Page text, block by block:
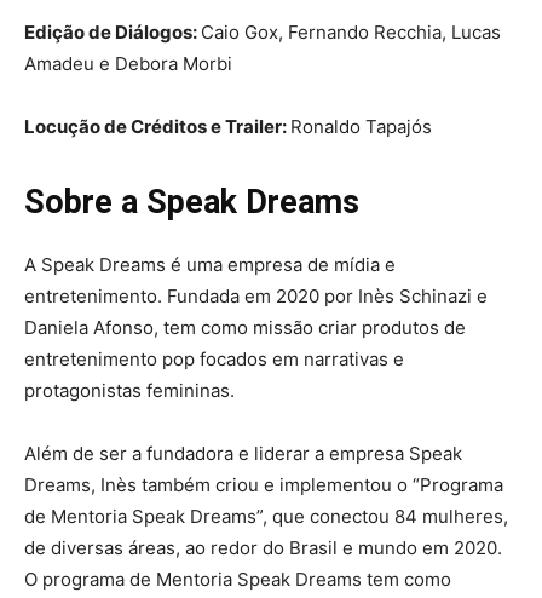
Edição de Diálogos: Caio Gox, Fernando Recchia, Lucas
Amadeu e Debora Morbi
Locução de Créditos e Trailer: Ronaldo Tapajós
Sobre a Speak Dreams
A Speak Dreams é uma empresa de mídia e
entretenimento. Fundada em 2020 por Inès Schinazi e
Daniela Afonso, tem como missão criar produtos de
entretenimento pop focados em narrativas e
protagonistas femininas.
Além de ser a fundadora e liderar a empresa Speak
Dreams, Inès também criou e implementou o “Programa
de Mentoria Speak Dreams”, que conectou 84 mulheres,
de diversas áreas, ao redor do Brasil e mundo em 2020.
O programa de Mentoria Speak Dreams tem como